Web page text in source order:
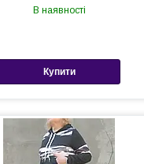
В наявності
Купити